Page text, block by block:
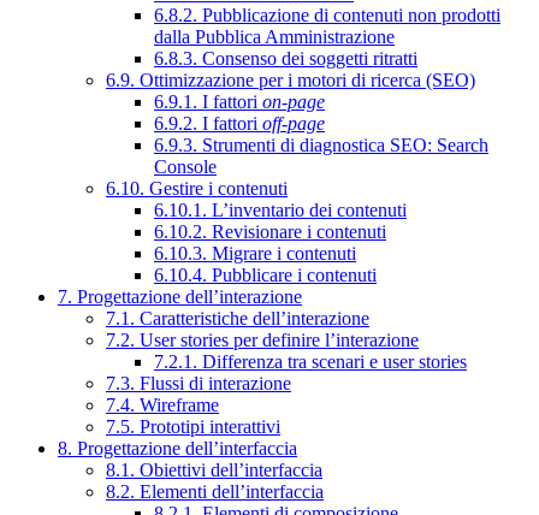
6.8.2. Pubblicazione di contenuti non prodotti
dalla Pubblica Amministrazione
6.8.3. Consenso dei soggetti ritratti
6.9. Ottimizzazione per i motori di ricerca (SEO)
6.9.1. I fattori on-page
6.9.2. I fattori off-page
6.9.3. Strumenti di diagnostica SEO: Search
Console
6.10. Gestire i contenuti
6.10.1. L’inventario dei contenuti
6.10.2. Revisionare i contenuti
6.10.3. Migrare i contenuti
6.10.4. Pubblicare i contenuti
7. Progettazione dell’interazione
7.1. Caratteristiche dell’interazione
7.2. User stories per definire l’interazione
7.2.1. Differenza tra scenari e user stories
7.3. Flussi di interazione
7.4. Wireframe
7.5. Prototipi interattivi
8. Progettazione dell’interfaccia
8.1. Obiettivi dell’interfaccia
8.2. Elementi dell’interfaccia